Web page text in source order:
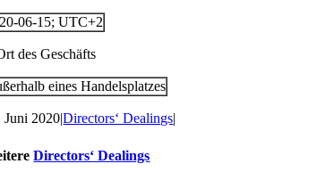
06-15; UTC+2
des Geschäfts
eines Handelsplatzes
Juni 2020|Directors‘ Dealings|
Directors‘ Dealings